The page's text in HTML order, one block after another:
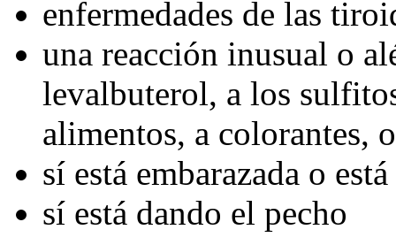
enfermedades de las
una reacción inusual o
levalbuterol, a los
alimentos, a colorantes,
sí está embarazada o
sí está dando el pecho